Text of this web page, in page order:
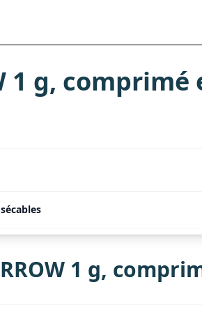
1 g,
1 g,